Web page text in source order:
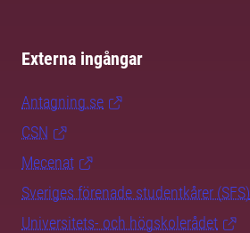
Externa ingångar
Antagning.se
CSN
Mecenat
Sveriges förenade studentkårer (SFS)
Universitets- och högskolerådet